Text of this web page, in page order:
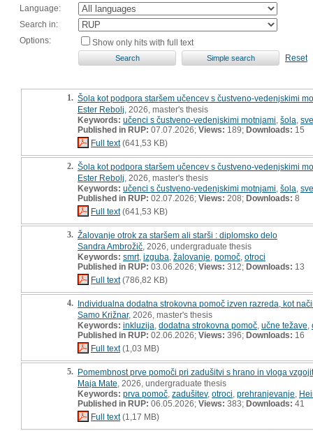
Language:
Search in:
Options:
Show only hits with full text
Reset
1. Šola kot podpora staršem učencev s čustveno-vedenjskimi
Ester Rebolj , 2026, master's thesis
Keywords: učenci s čustveno-vedenjskimi motnjami šola
Published in RUP: 07.07.2026; Views: 189; Downloads: 15
Full text(641,53 KB)
2. Šola kot podpora staršem učencev s čustveno-vedenjskimi
Ester Rebolj , 2026, master's thesis
Keywords: učenci s čustveno-vedenjskimi motnjami šola
Published in RUP: 02.07.2026; Views: 208; Downloads: 8
Full text(641,53 KB)
3. Žalovanje otrok za staršem ali starši : diplomsko delo
Sandra Ambrožič , 2026, undergraduate thesis
Keywords: smrt, izguba žalovanje pomoč otroci
Published in RUP: 03.06.2026; Views: 312; Downloads: 13
Full text(786,82 KB)
4. Individualna dodatna strokovna pomoč izven razreda, kot
Samo Križnar, 2026, master's thesis
Keywords: inkluzija dodatna strokovna pomoč učne težave
Published in RUP: 02.06.2026; Views: 396; Downloads: 16
Full text(1,03 MB)
5. Pomembnost prve pomoči pri zadušitvi s hrano in vloga
Maja Mate , 2026, undergraduate thesis
Keywords: prva pomoč zadušitev, otroci prehranjevanje
Published in RUP: 06.05.2026; Views: 383; Downloads: 41
Full text(1,17 MB)